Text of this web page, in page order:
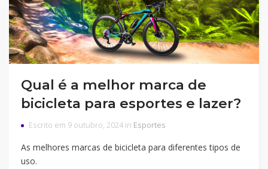
Qual é a melhor marca de
bicicleta para esportes e lazer?
Escrito em 9 outubro, 2024 in Esportes
As melhores marcas de bicicleta para diferentes tipos de
uso.